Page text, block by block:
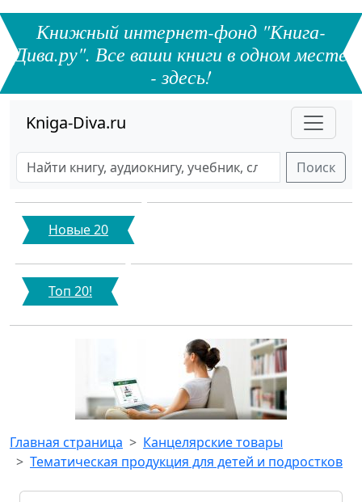
Книжный интернет-фонд "Книга-
Дива.ру". Все ваши книги в одном месте
- здесь!
Kniga-Diva.ru
Поиск
Новые 20
Топ 20!
Главная страница
Канцелярские товары
Тематическая продукция для детей и подростков